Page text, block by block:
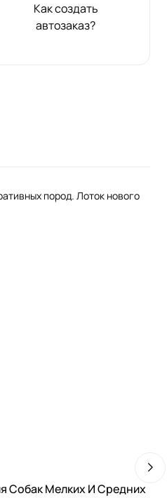
Как создать
автозаказ?
пород. Лоток нового
Собак Мелких И Средних